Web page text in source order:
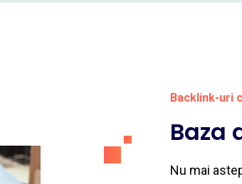
Backlink-uri
Baza
Nu mai